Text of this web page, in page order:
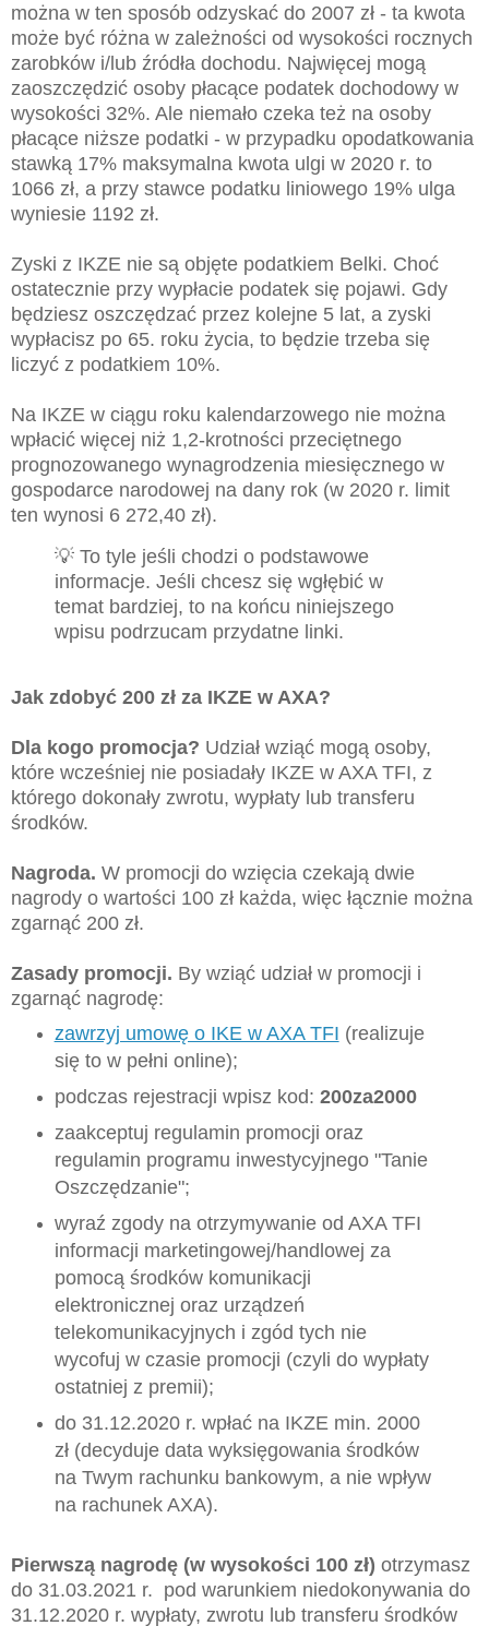
można w ten sposób odzyskać do 2007 zł - ta kwota
może być różna w zależności od wysokości rocznych
zarobków i/lub źródła dochodu. Najwięcej mogą
zaoszczędzić osoby płacące podatek dochodowy w
wysokości 32%. Ale niemało czeka też na osoby
płacące niższe podatki - w przypadku opodatkowania
stawką 17% maksymalna kwota ulgi w 2020 r. to
1066 zł, a przy stawce podatku liniowego 19% ulga
wyniesie 1192 zł.
Zyski z IKZE nie są objęte podatkiem Belki. Choć
ostatecznie przy wypłacie podatek się pojawi. Gdy
będziesz oszczędzać przez kolejne 5 lat, a zyski
wypłacisz po 65. roku życia, to będzie trzeba się
liczyć z podatkiem 10%.
Na IKZE w ciągu roku kalendarzowego nie można
wpłacić więcej niż 1,2-krotności przeciętnego
prognozowanego wynagrodzenia miesięcznego w
gospodarce narodowej na dany rok (w 2020 r. limit
ten wynosi 6 272,40 zł).
💡 To tyle jeśli chodzi o podstawowe
informacje. Jeśli chcesz się wgłębić w
temat bardziej, to na końcu niniejszego
wpisu podrzucam przydatne linki.
Jak zdobyć 200 zł za IKZE w AXA?
Dla kogo promocja? Udział wziąć mogą osoby,
które wcześniej nie posiadały IKZE w AXA TFI, z
którego dokonały zwrotu, wypłaty lub transferu
środków.
Nagroda. W promocji do wzięcia czekają dwie
nagrody o wartości 100 zł każda, więc łącznie można
zgarnąć 200 zł.
Zasady promocji. By wziąć udział w promocji i
zgarnąć nagrodę:
zawrzyj umowę o IKE w AXA TFI (realizuje
się to w pełni online);
podczas rejestracji wpisz kod: 200za2000
zaakceptuj regulamin promocji oraz
regulamin programu inwestycyjnego "Tanie
Oszczędzanie";
wyraź zgody na otrzymywanie od AXA TFI
informacji marketingowej/handlowej za
pomocą środków komunikacji
elektronicznej oraz urządzeń
telekomunikacyjnych i zgód tych nie
wycofuj w czasie promocji (czyli do wypłaty
ostatniej z premii);
do 31.12.2020 r. wpłać na IKZE min. 2000
zł (decyduje data wyksięgowania środków
na Twym rachunku bankowym, a nie wpływ
na rachunek AXA).
Pierwszą nagrodę (w wysokości 100 zł) otrzymasz
do 31.03.2021 r. pod warunkiem niedokonywania do
31.12.2020 r. wypłaty, zwrotu lub transferu środków